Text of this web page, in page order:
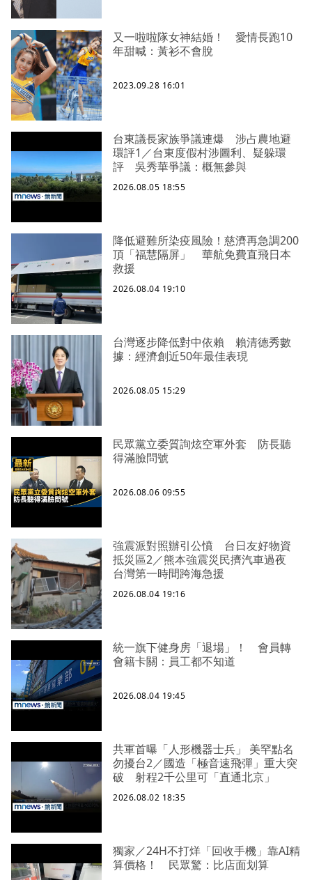
又一啦啦隊女神結婚！ 愛情長跑10
年甜喊：黃衫不會脫
2023.09.28 16:01
台東議長家族爭議連爆 涉占農地避
環評1／台東度假村涉圖利、疑躲環
評 吳秀華爭議：概無參與
2026.08.05 18:55
降低避難所染疫風險！慈濟再急調200
頂「福慧隔屏」 華航免費直飛日本
救援
2026.08.04 19:10
台灣逐步降低對中依賴 賴清德秀數
據：經濟創近50年最佳表現
2026.08.05 15:29
民眾黨立委質詢炫空軍外套 防長聽
得滿臉問號
2026.08.06 09:55
強震派對照辦引公憤 台日友好物資
抵災區2／熊本強震災民擠汽車過夜
台灣第一時間跨海急援
2026.08.04 19:16
統一旗下健身房「退場」！ 會員轉
會籍卡關：員工都不知道
2026.08.04 19:45
共軍首曝「人形機器士兵」 美罕點名
勿擾台2／國造「極音速飛彈」重大突
破 射程2千公里可「直通北京」
2026.08.02 18:35
獨家／24H不打烊「回收手機」靠AI精
算價格！ 民眾驚：比店面划算